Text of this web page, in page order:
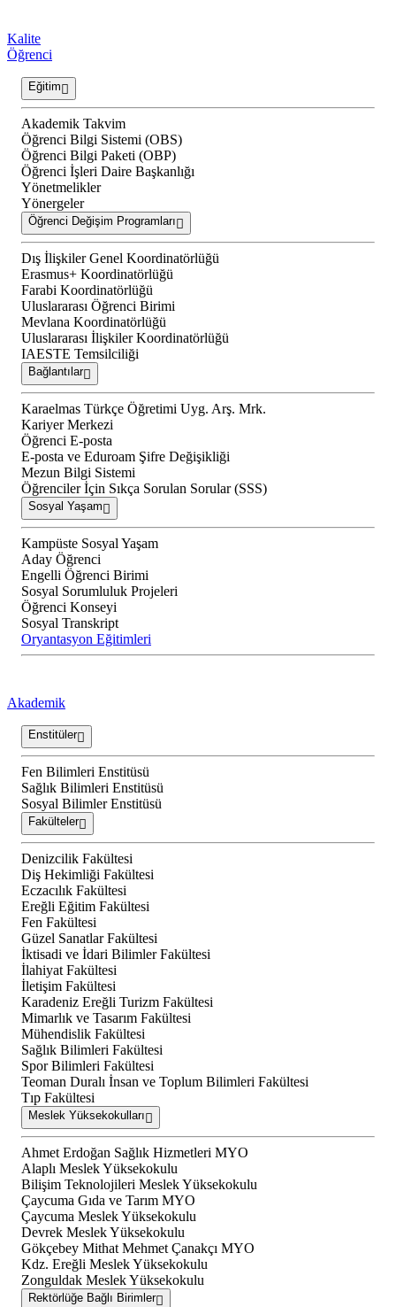
Kalite
Öğrenci
Eğitim
Akademik Takvim
Öğrenci Bilgi Sistemi (OBS)
Öğrenci Bilgi Paketi (OBP)
Öğrenci İşleri Daire Başkanlığı
Yönetmelikler
Yönergeler
Öğrenci Değişim Programları
Dış İlişkiler Genel Koordinatörlüğü
Erasmus+ Koordinatörlüğü
Farabi Koordinatörlüğü
Uluslararası Öğrenci Birimi
Mevlana Koordinatörlüğü
Uluslararası İlişkiler Koordinatörlüğü
IAESTE Temsilciliği
Bağlantılar
Karaelmas Türkçe Öğretimi Uyg. Arş. Mrk.
Kariyer Merkezi
Öğrenci E-posta
E-posta ve Eduroam Şifre Değişikliği
Mezun Bilgi Sistemi
Öğrenciler İçin Sıkça Sorulan Sorular (SSS)
Sosyal Yaşam
Kampüste Sosyal Yaşam
Aday Öğrenci
Engelli Öğrenci Birimi
Sosyal Sorumluluk Projeleri
Öğrenci Konseyi
Sosyal Transkript
Oryantasyon Eğitimleri
Akademik
Enstitüler
Fen Bilimleri Enstitüsü
Sağlık Bilimleri Enstitüsü
Sosyal Bilimler Enstitüsü
Fakülteler
Denizcilik Fakültesi
Diş Hekimliği Fakültesi
Eczacılık Fakültesi
Ereğli Eğitim Fakültesi
Fen Fakültesi
Güzel Sanatlar Fakültesi
İktisadi ve İdari Bilimler Fakültesi
İlahiyat Fakültesi
İletişim Fakültesi
Karadeniz Ereğli Turizm Fakültesi
Mimarlık ve Tasarım Fakültesi
Mühendislik Fakültesi
Sağlık Bilimleri Fakültesi
Spor Bilimleri Fakültesi
Teoman Duralı İnsan ve Toplum Bilimleri Fakültesi
Tıp Fakültesi
Meslek Yüksekokulları
Ahmet Erdoğan Sağlık Hizmetleri MYO
Alaplı Meslek Yüksekokulu
Bilişim Teknolojileri Meslek Yüksekokulu
Çaycuma Gıda ve Tarım MYO
Çaycuma Meslek Yüksekokulu
Devrek Meslek Yüksekokulu
Gökçebey Mithat Mehmet Çanakçı MYO
Kdz. Ereğli Meslek Yüksekokulu
Zonguldak Meslek Yüksekokulu
Rektörlüğe Bağlı Birimler